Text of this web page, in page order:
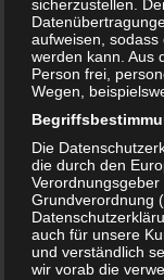
Bewertung:
sicherzustellen.
aufweisen,
werden kann. Aus
Person frei,
Wegen,
Die
die durch den
Grundverordnung
auch für unsere
und verständlich
wir vorab die